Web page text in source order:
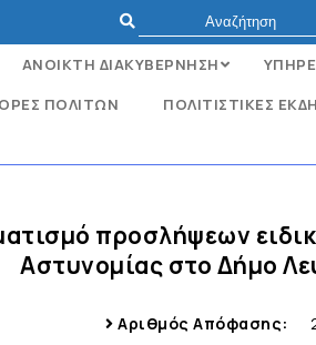
ΑΝΟΙΚΤΗ ΔΙΑΚΥΒΕΡΝΗΣΗ
ΠΟΛΙΤΏΝ ΠΟΛΙΤΙΣΤΙΚΕΣ
προσλήψεων
Αστυνομίας στο Δήμο
Αριθμός Απόφασης: